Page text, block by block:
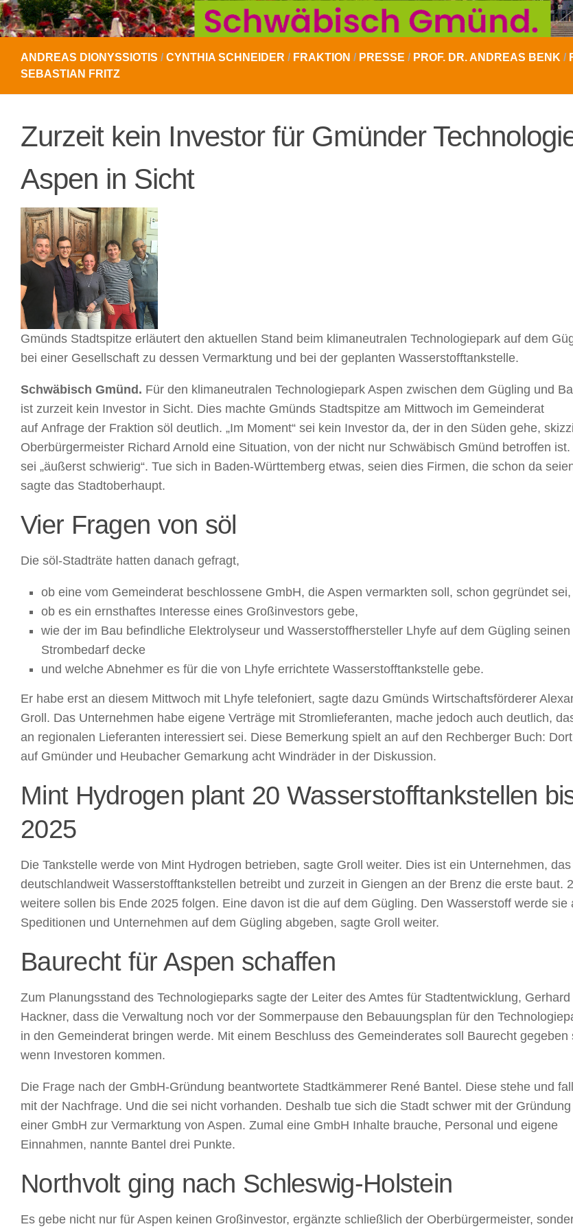
ANDREAS DIONYSSIOTIS / CYNTHIA SCHNEIDER / FRAKTION / PRESSE / PROF. DR. ANDREAS BENK /
SEBASTIAN FRITZ
Zurzeit kein Investor für Gmünder
Aspen in Sicht
Gmünds Stadtspitze erläutert den aktuellen Stand beim klimaneutralen Technologiepark auf dem
bei einer Gesellschaft zu dessen Vermarktung und bei der geplanten Wasserstofftankstelle.
Schwäbisch Gmünd. Für den klimaneutralen Technologiepark Aspen zwischen dem Gügling und
ist zurzeit kein Investor in Sicht. Dies machte Gmünds Stadtspitze am Mittwoch im Gemeinderat
auf Anfrage der Fraktion söl deutlich. „Im Moment“ sei kein Investor da, der in den Süden gehe,
Oberbürgermeister Richard Arnold eine Situation, von der nicht nur Schwäbisch Gmünd betroffen
sei „äußerst schwierig“. Tue sich in Baden-Württemberg etwas, seien dies Firmen, die schon da
sagte das Stadtoberhaupt.
Vier Fragen von söl
Die söl-Stadträte hatten danach gefragt,
ob eine vom Gemeinderat beschlossene GmbH, die Aspen vermarkten soll, schon gegründet sei,
ob es ein ernsthaftes Interesse eines Großinvestors gebe,
wie der im Bau befindliche Elektrolyseur und Wasserstoffhersteller Lhyfe auf dem Gügling seinen
Strombedarf decke
und welche Abnehmer es für die von Lhyfe errichtete Wasserstofftankstelle gebe.
Er habe erst an diesem Mittwoch mit Lhyfe telefoniert, sagte dazu Gmünds Wirtschaftsförderer
Groll. Das Unternehmen habe eigene Verträge mit Stromlieferanten, mache jedoch auch deutlich,
an regionalen Lieferanten interessiert sei. Diese Bemerkung spielt an auf den Rechberger Buch:
auf Gmünder und Heubacher Gemarkung acht Windräder in der Diskussion.
Mint Hydrogen plant 20 Wasserstofftankstellen
2025
Die Tankstelle werde von Mint Hydrogen betrieben, sagte Groll weiter. Dies ist ein Unternehmen, das
deutschlandweit Wasserstofftankstellen betreibt und zurzeit in Giengen an der Brenz die erste baut.
weitere sollen bis Ende 2025 folgen. Eine davon ist die auf dem Gügling. Den Wasserstoff werde sie
Speditionen und Unternehmen auf dem Gügling abgeben, sagte Groll weiter.
Baurecht für Aspen schaffen
Zum Planungsstand des Technologieparks sagte der Leiter des Amtes für Stadtentwicklung, Gerhard
Hackner, dass die Verwaltung noch vor der Sommerpause den Bebauungsplan für den
in den Gemeinderat bringen werde. Mit einem Beschluss des Gemeinderates soll Baurecht gegeben
wenn Investoren kommen.
Die Frage nach der GmbH-Gründung beantwortete Stadtkämmerer René Bantel. Diese stehe und
mit der Nachfrage. Und die sei nicht vorhanden. Deshalb tue sich die Stadt schwer mit der Gründung
einer GmbH zur Vermarktung von Aspen. Zumal eine GmbH Inhalte brauche, Personal und eigene
Einnahmen, nannte Bantel drei Punkte.
Northvolt ging nach Schleswig-Holstein
Es gebe nicht nur für Aspen keinen Großinvestor, ergänzte schließlich der Oberbürgermeister,